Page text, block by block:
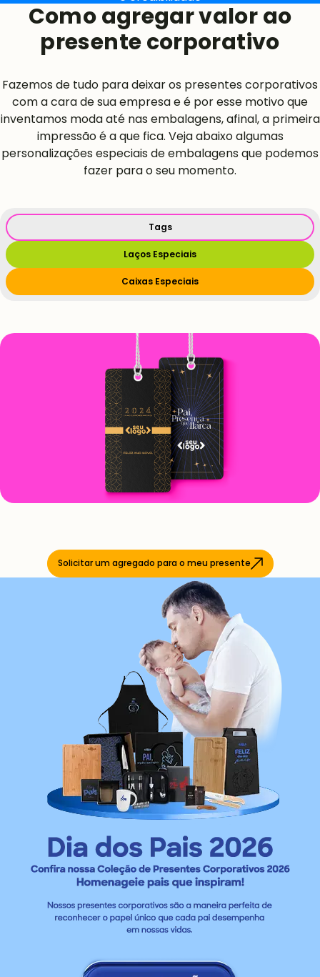
Como agregar valor ao
presente corporativo
Fazemos de tudo para deixar os presentes corporativos
com a cara de sua empresa e é por esse motivo que
inventamos moda até nas embalagens, afinal, a primeira
impressão é a que fica. Veja abaixo algumas
personalizações especiais de embalagens que podemos
fazer para o seu momento.
Tags
Laços Especiais
Caixas Especiais
Solicitar um agregado para o meu presente